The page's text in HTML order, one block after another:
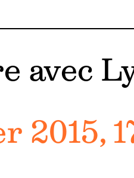
avec
2015,